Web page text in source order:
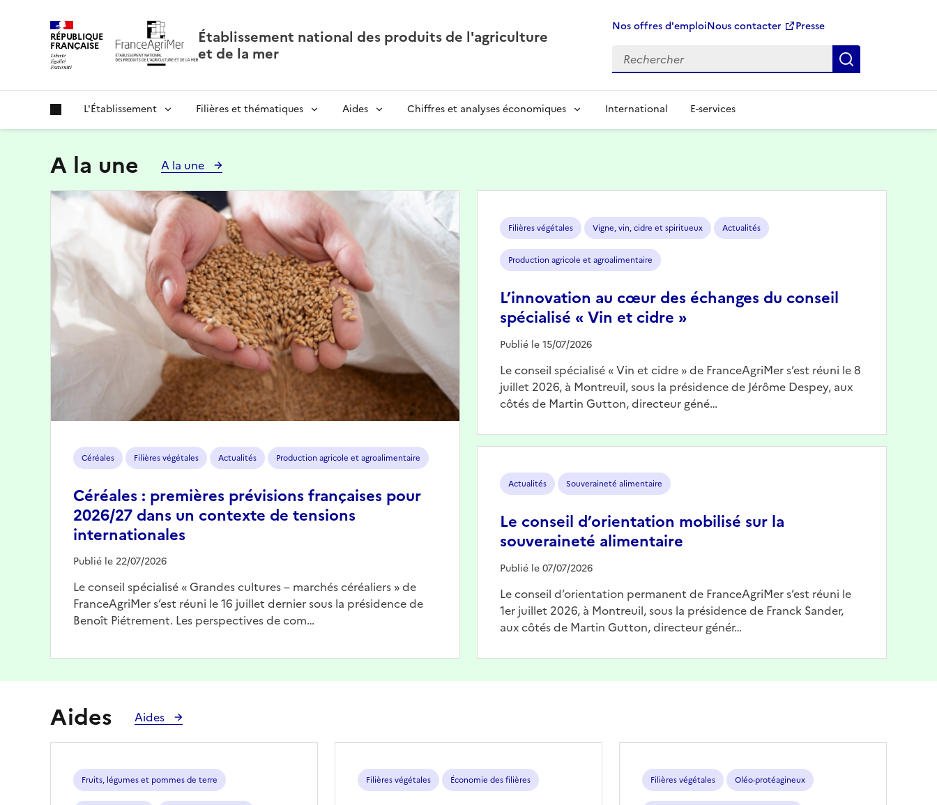
RÉPUBLIQUE
FRANÇAISE
Établissement national des produits de l'agriculture
et de la mer
Nos offres d'emploiNous contacter Presse
L'Établissement Filières et thématiques Aides Chiffres et analyses économiques International E-services
A la une A la une
Céréales Filières végétales Actualités Production agricole et agroalimentaire
Céréales : premières prévisions françaises pour
2026/27 dans un contexte de tensions
internationales
Publié le 22/07/2026
Le conseil spécialisé « Grandes cultures – marchés céréaliers » de
FranceAgriMer s’est réuni le 16 juillet dernier sous la présidence de
Benoît Piétrement. Les perspectives de com…
Image
Filières végétales Vigne, vin, cidre et spiritueux Actualités
Production agricole et agroalimentaire
L’innovation au cœur des échanges du conseil
spécialisé « Vin et cidre »
Publié le 15/07/2026
Le conseil spécialisé « Vin et cidre » de FranceAgriMer s’est réuni le 8
juillet 2026, à Montreuil, sous la présidence de Jérôme Despey, aux
côtés de Martin Gutton, directeur géné…
Actualités Souveraineté alimentaire
Le conseil d’orientation mobilisé sur la
souveraineté alimentaire
Publié le 07/07/2026
Le conseil d’orientation permanent de FranceAgriMer s’est réuni le
1er juillet 2026, à Montreuil, sous la présidence de Franck Sander,
aux côtés de Martin Gutton, directeur génér…
Aides Aides
Fruits, légumes et pommes de terre Filières végétales Économie des filières Filières végétales Oléo-protéagineux